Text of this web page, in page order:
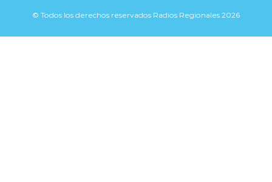
© Todos los derechos reservados Radios Regionales 2026